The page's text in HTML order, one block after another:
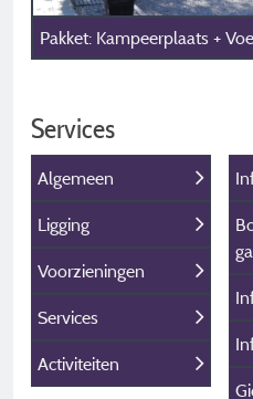
Pakket: Kampeerplaats +
Services
Algemeen
Ligging
Voorzieningen
Services
Activiteiten